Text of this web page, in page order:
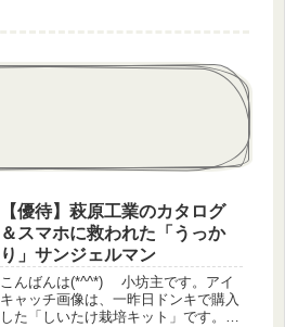
【優待】萩原工業のカタログ
＆スマホに救われた「うっか
り」サンジェルマン
こんばんは(*^^*) 小坊主です。アイ
キャッチ画像は、一昨日ドンキで購入
した「しいたけ栽培キット」です。昨